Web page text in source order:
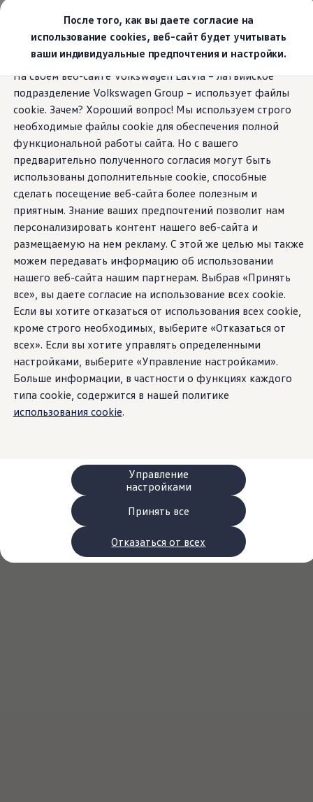
После того, как вы даете согласие на
использование cookies, веб-сайт будет учитывать
ваши индивидуальные предпочтения и настройки.
На своем веб-сайте Volkswagen Latvia – латвийское
подразделение Volkswagen Group – использует файлы
cookie. Зачем? Хороший вопрос! Мы используем строго
необходимые файлы cookie для обеспечения полной
функциональной работы сайта. Но с вашего
предварительно полученного согласия могут быть
использованы дополнительные cookie, способные
сделать посещение веб-сайта более полезным и
приятным. Знание ваших предпочтений позволит нам
персонализировать контент нашего веб-сайта и
размещаемую на нем рекламу. С этой же целью мы также
можем передавать информацию об использовании
нашего веб-сайта нашим партнерам. Выбрав «Принять
все», вы даете согласие на использование всех cookie.
Если вы хотите отказаться от использования всех cookie,
кроме строго необходимых, выберите «Отказаться от
всех». Если вы хотите управлять определенными
настройками, выберите «Управление настройками».
Больше информации, в частности о функциях каждого
типа cookie, содержится в нашей политике
использования cookie.
Принять все
Отказаться от всех
Управление
настройками
основному
содержанию
нижнему
колонтитулу
Выбери свой Volkswagen
Модельный ряд
Новый ID.Cross
Открой для себя семейство внедорожников
Предложения и услуги
Юбилейное предложение
Автомобильный онлайн-магазин Volkswagen
Обмен автомобилей
Лизинг Volkswagen
Гарантия
Бесплатная регистрация для вашего нового
Взаимодействие в сети простыми словами
VW Connect
Активация
Все службы
VW Connect для Вашего ID.
Обновления (Upgrades)
Car-Net
App-Connect
Fleet Interface Data
O Volkswagen
Получи больше
Владельцы и услуги
Сервис и запчасти
Преимущества Volkswagen
Техобслуживание
Ремонт и проверки
Моторное масло и технические жидкости
Колеса и шины
Помощь при авариях и поломках
Обслуживание автомобилей
Аксессуары
Персонализация
Настенная зарядная станция и кабели для
Важная информация для клиентов
Переработка и возврат продукции
Кампании по отзыву автомобилей
Предупредительные и контрольные
Обновления программного обеспечения
Обновления программного обеспечения для